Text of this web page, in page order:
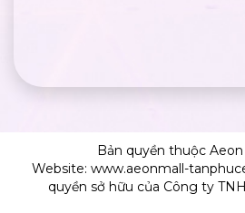
Bản quyền thuộc
Website: www.aeonmall-
quyền sở hữu của Công ty